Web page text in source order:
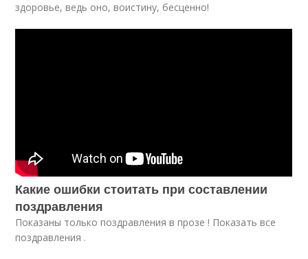
здоровье, ведь оно, воистину, бесценно!
Какие ошибки стоитать при составлении
поздравления
Показаны только поздравления в прозе ! Показать все
поздравления .